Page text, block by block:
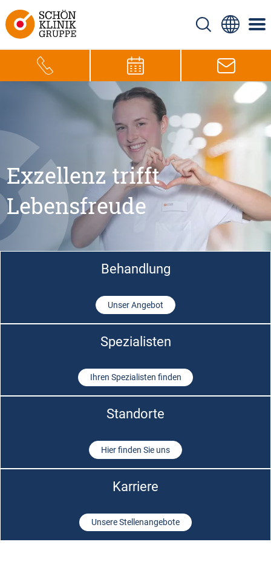
Exzellenz trifft
Lebensfreude
Behandlung
Unser Angebot
Spezialisten
Ihren Spezialisten finden
Standorte
Hier finden Sie uns
Karriere
Unsere Stellenangebote